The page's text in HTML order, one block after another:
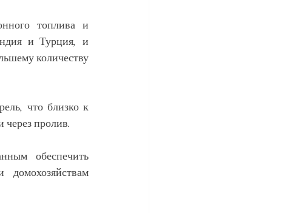
топлива и
и Турция, и
количеству
что близко к
пролив.
обеспечить